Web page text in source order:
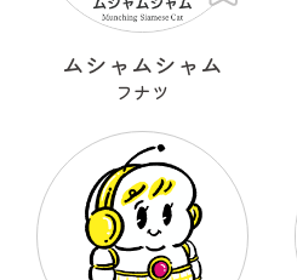
ムシャムシャム
フナツ